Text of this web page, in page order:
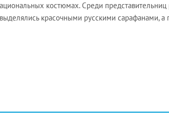
костюмах. Среди
красочными русскими сарафанами,